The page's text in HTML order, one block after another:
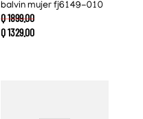
balvin mujer fj6149-010
Q1899.00
Q1329.00